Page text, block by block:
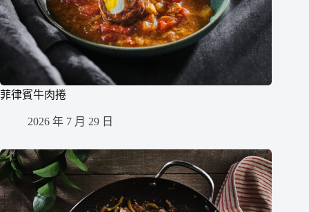
菲律賓牛肉捲
2026 年 7 月 29 日